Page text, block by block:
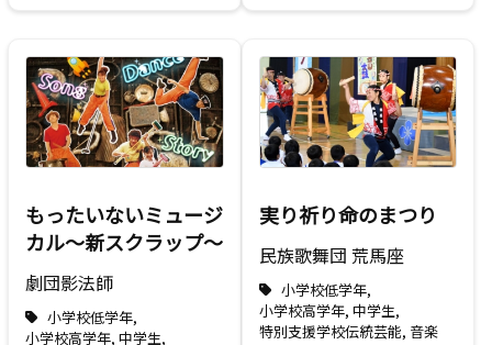
もったいないミュージ
カル～新スクラップ～
劇団影法師
小学校低学年,
小学校高学年, 中学生,
実り祈り命のまつり
民族歌舞団 荒馬座
小学校低学年,
小学校高学年, 中学生,
特別支援学校伝統芸能, 音楽